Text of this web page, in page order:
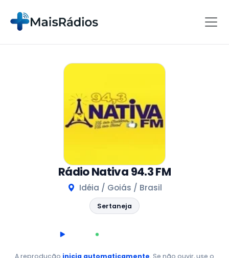
Rádio Nativa 94.3 FM
Idéia / Goiás / Brasil
Sertaneja
AO VIVO
A reprodução inicia automaticamente. Se não ouvir, use o